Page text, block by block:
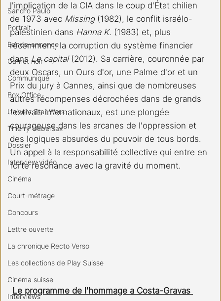
Sandro Paulo
Portrait
Bande-annonce
Carnet noir
Communiqué
Box Office
Univers Star Wars
Thierry Uebersax
Dossier
Interview vidéo
Cinéma
Court-métrage
Concours
Lettre ouverte
La chronique Recto Verso
Les collections de Play Suisse
Cinéma suisse
Interviews
l'implication de la CIA dans le coup d'État chilien
de 1973 avec Missing (1982), le conflit israélo-
palestinien dans Hanna K. (1983) et, plus
récemment, la corruption du système financier
dans Le capital (2012). Sa carrière, couronnée par
deux Oscars, un Ours d'or, une Palme d'or et un
Prix du jury à Cannes, ainsi que de nombreuses
autres récompenses décrochées dans de grands
festivals internationaux, est une plongée
courageuse dans les arcanes de l'oppression et
des logiques absurdes du pouvoir de tous bords.
Un appel à la responsabilité collective qui entre en
forte résonance avec la gravité du moment.
Le programme de l'hommage a Costa-Gravas